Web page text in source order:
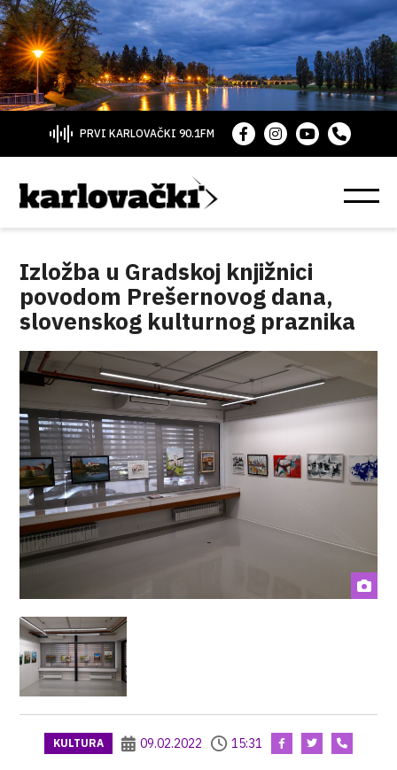
PRVI KARLOVAČKI 90.1FM
Izložba u Gradskoj knjižnici
povodom Prešernovog dana,
slovenskog kulturnog praznika
KULTURA 09.02.2022 15:31